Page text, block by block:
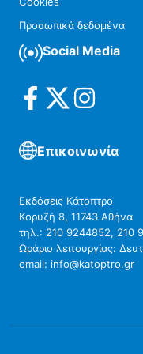
Προσωπικά δεδομένα
Social Media
Επικοινωνία
Εκδόσεις Κάτοπτρο
Κορυζή 8, 11743 Αθήνα
τηλ.: 210 9244852, 210
Ωράριο λειτουργίας:
email: info@katoptro.gr